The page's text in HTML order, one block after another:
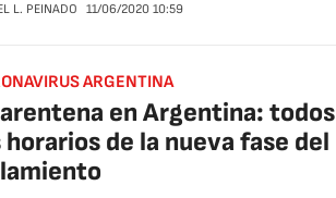
L. PEINADO 11/06/2020 10:59
ARGENTINA
en Argentina: todos
horarios de la nueva fase del